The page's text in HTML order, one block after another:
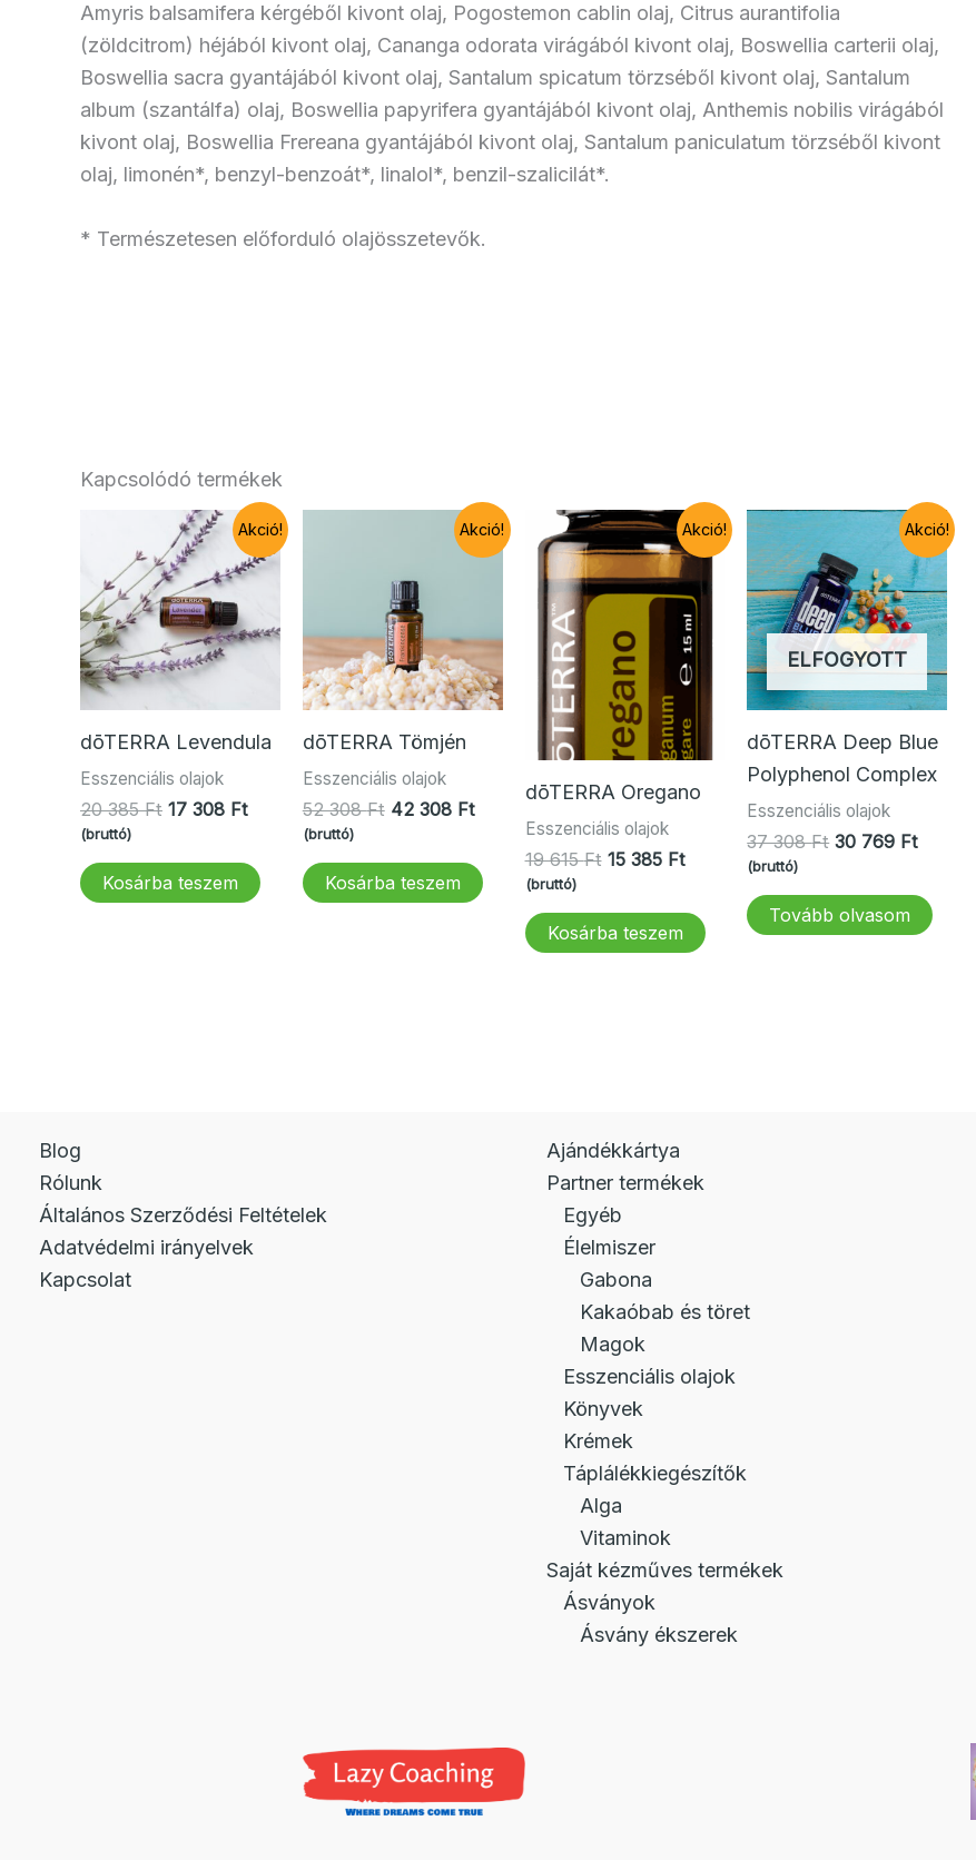
Amyris balsamifera kérgéből kivont olaj, Pogostemon cablin olaj, Citrus aurantifolia
(zöldcitrom) héjából kivont olaj, Cananga odorata virágából kivont olaj, Boswellia carterii olaj,
Boswellia sacra gyantájából kivont olaj, Santalum spicatum törzséből kivont olaj, Santalum
album (szantálfa) olaj, Boswellia papyrifera gyantájából kivont olaj, Anthemis nobilis virágából
kivont olaj, Boswellia Frereana gyantájából kivont olaj, Santalum paniculatum törzséből kivont
olaj, limonén*, benzyl-benzoát*, linalol*, benzil-szalicilát*.
* Természetesen előforduló olajösszetevők.
Kapcsolódó termékek
Akció!
dōTERRA Levendula
Esszenciális olajok
20 385Ft Original
20
385 Ft.
17 308 FtCurrent
17
308 Ft.
(bruttó)
Kosárba teszem
Akció!
dōTERRA Tömjén
Esszenciális olajok
52 308Ft Original
52
308 Ft.
42 308 FtCurrent
42
308 Ft.
(bruttó)
Kosárba teszem
Akció!
dōTERRA Oregano
Esszenciális olajok
19 615Ft Original
19
615 Ft.
15 385 FtCurrent
15
385 Ft.
(bruttó)
Kosárba teszem
Akció!
ELFOGYOTT
dōTERRA Deep Blue
Polyphenol Complex
Esszenciális olajok
37 308Ft Original
37
308 Ft.
30 769 FtCurrent
30
769 Ft.
(bruttó)
Tovább olvasom
Blog
Rólunk
Általános Szerződési Feltételek
Adatvédelmi irányelvek
Kapcsolat
Ajándékkártya
Partner termékek
Egyéb
Élelmiszer
Gabona
Kakaóbab és töret
Magok
Esszenciális olajok
Könyvek
Krémek
Táplálékkiegészítők
Alga
Vitaminok
Saját kézműves termékek
Ásványok
Ásvány ékszerek